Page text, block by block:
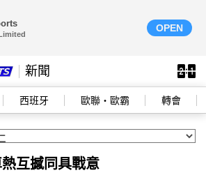
OPEN
新聞
西班牙 歐聯‧歐霸 轉會
熱互撼同具戰意